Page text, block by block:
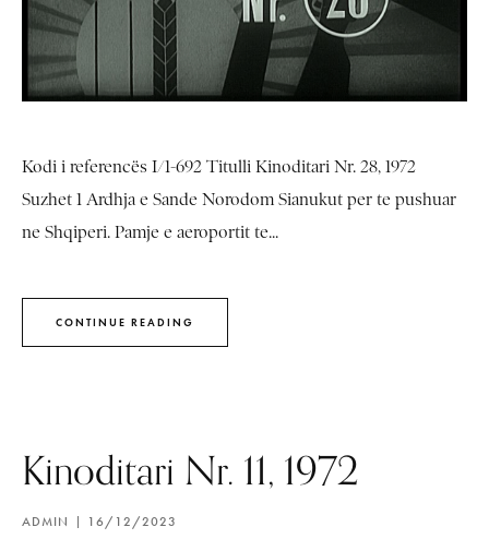
Kodi i referencës I/1-692 Titulli Kinoditari Nr. 28, 1972
Suzhet 1 Ardhja e Sande Norodom Sianukut per te pushuar
ne Shqiperi. Pamje e aeroportit te...
CONTINUE READING
Kinoditari Nr. 11, 1972
ADMIN 16/12/2023